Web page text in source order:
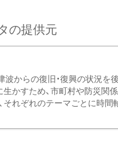
の提供元
からの復旧・復興の状況を
かすため、市町村や防災関
それぞれのテーマごとに時